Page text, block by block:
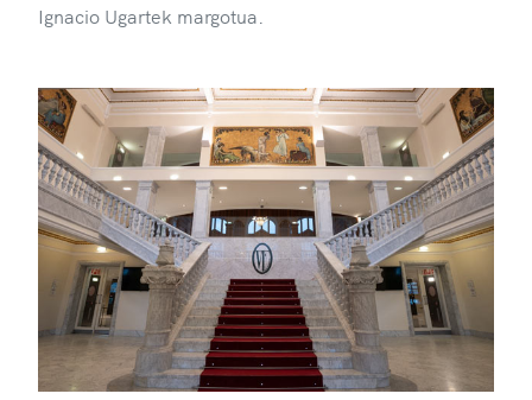
Ignacio Ugartek margotua.